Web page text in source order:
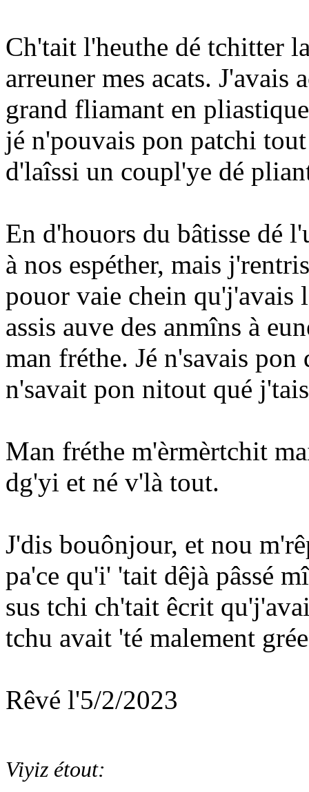
Ch'tait l'heuthe dé tchitter
arreuner mes acats. J'avais
grand fliamant en
jé n'pouvais pon patchi
d'laîssi un coupl'ye dé
En d'houors du bâtisse dé
à nos espéther, mais
pouor vaie chein qu'j'avais
assis auve des anmîns à
man fréthe. Jé n'savais
n'savait pon nitout qué
Man fréthe m'èrmèrtchit
dg'yi et né v'là tout.
J'dis bouônjour, et nou
pa'ce qu'i' 'tait dêjà pâssé
sus tchi ch'tait êcrit
tchu avait 'té malement
Rêvé l'5/2/2023
Viyiz étout: